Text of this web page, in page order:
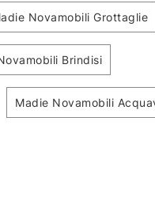
Novamobili Grottaglie
Brindisi
Madie Novamobili